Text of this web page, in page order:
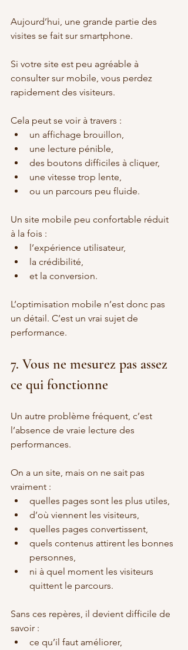
Aujourd’hui, une grande partie des
visites se fait sur smartphone.
Si votre site est peu agréable à
consulter sur mobile, vous perdez
rapidement des visiteurs.
Cela peut se voir à travers :
un affichage brouillon,
une lecture pénible,
des boutons difficiles à cliquer,
une vitesse trop lente,
ou un parcours peu fluide.
Un site mobile peu confortable réduit
à la fois :
l’expérience utilisateur,
la crédibilité,
et la conversion.
L’optimisation mobile n’est donc pas
un détail. C’est un vrai sujet de
performance.
7. Vous ne mesurez pas assez
ce qui fonctionne
Un autre problème fréquent, c’est
l’absence de vraie lecture des
performances.
On a un site, mais on ne sait pas
vraiment :
quelles pages sont les plus utiles,
d’où viennent les visiteurs,
quelles pages convertissent,
quels contenus attirent les bonnes
personnes,
ni à quel moment les visiteurs
quittent le parcours.
Sans ces repères, il devient difficile de
savoir :
ce qu’il faut améliorer,